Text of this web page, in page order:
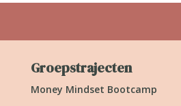
Groepstrajecten
Money Mindset Bootcamp